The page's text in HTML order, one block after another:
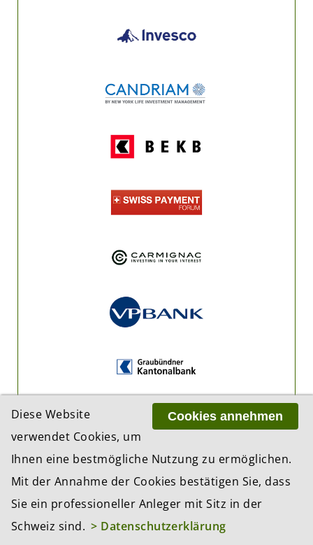
ADRESSE
Gotthardstrasse 38
Cookies annehmen
Diese Website
verwendet Cookies, um
Ihnen eine bestmögliche Nutzung zu ermöglichen.
Mit der Annahme der Cookies bestätigen Sie, dass
Sie ein professioneller Anleger mit Sitz in der
Schweiz sind. > Datenschutzerklärung